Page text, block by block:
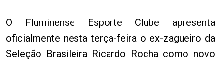
O Fluminense Esporte Clube apresenta
oficialmente nesta terça-feira o ex-zagueiro da
Seleção Brasileira Ricardo Rocha como novo